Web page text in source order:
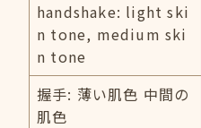
handshake: light ski
n tone, medium ski
n tone
握手: 薄い肌色 中間の
肌色